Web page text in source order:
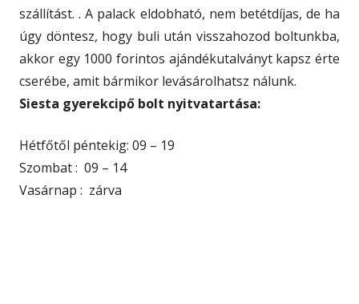
szállítást. . A palack eldobható, nem betétdíjas, de ha
úgy döntesz, hogy buli után visszahozod boltunkba,
akkor egy 1000 forintos ajándékutalványt kapsz érte
cserébe, amit bármikor levásárolhatsz nálunk.
Siesta gyerekcipő bolt nyitvatartása:
Hétfőtől péntekig: 09 – 19
Szombat : 09 – 14
Vasárnap : zárva